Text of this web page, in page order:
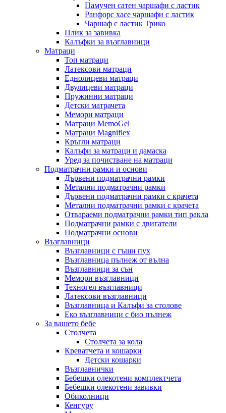
Памучен сатен чаршафи с ластик
Ранфорс хасе чаршафи с ластик
Чаршаф с ластик Трико
Плик за завивкa
Калъфки за възглавници
Матраци
Топ матраци
Латексови матраци
Еднолицеви матраци
Двулицеви матраци
Пружинни матраци
Детски матрачета
Мемори матраци
Mатраци MemoGel
Матраци Мagniflex
Кръгли матраци
Калъфи за матраци и дамаска
Уред за почистване на матраци
Подматрачни рамки и основи
Дървени подматрачни рамки
Метални подматрачни рамки
Дървени подматрачни рамки с крачета
Метални подматрачни рамки с крачета
Отвараеми подматрачни рамки тип ракла
Подматрачни рамки с двигатели
Подматрачни основи
Възглавници
Възглавници с гъши пух
Възглавница пълнеж от вълна
Възглавници за сън
Мемори възглавници
Техногел възглавници
Латексови възглавници
Възглавница и Калъфи за столове
Еко възглавници с био пълнеж
За вашето бебе
Столчета
Столчета за кола
Креватчета и кошарки
Детски кошарки
Възглавнички
Бебешки oлекотени комплектчета
Бебешки олекотени завивки
Обиколници
Кенгуру